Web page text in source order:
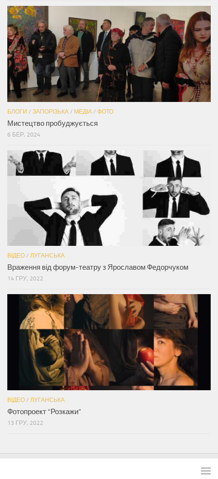
БЛОГИ / ЗАПОРІЗЬКА / МЕДІА / ФОТО
Мистецтво пробуджується
6 БЕР, 2024
ВІДЕО / ЛУГАНСЬКА
Враження від форум-театру з Ярославом Федорчуком
14 ГРУ, 2022
ВІДЕО / ЛУГАНСЬКА
Фотопроект “Розкажи”
13 ГРУ, 2022